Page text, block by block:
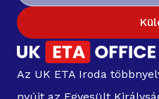
Az UK ETA Iroda